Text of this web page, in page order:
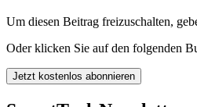
Um diesen Beitrag freizuschalten,
Oder klicken Sie auf den folgenden
Jetzt kostenlos abonnieren